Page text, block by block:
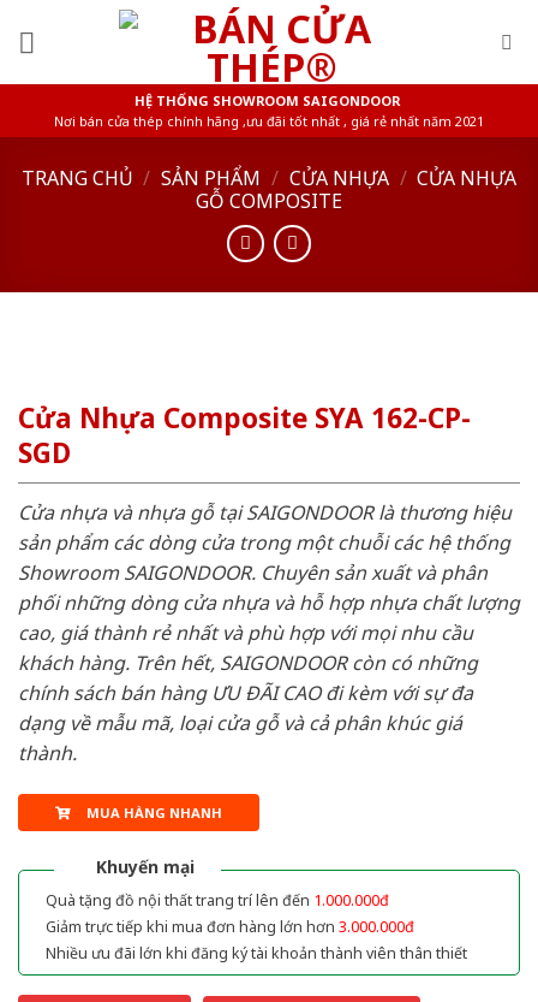
HỆ THỐNG SHOWROOM SAIGONDOOR
Nơi bán cửa thép chính hãng ,ưu đãi tốt nhất , giá rẻ nhất năm 2021
TRANG CHỦ / SẢN PHẨM / CỬA NHỰA / CỬA NHỰA
GỖ COMPOSITE
Cửa Nhựa Composite SYA 162-CP-
SGD
Cửa nhựa và nhựa gỗ tại SAIGONDOOR là thương hiệu
sản phẩm các dòng cửa trong một chuỗi các hệ thống
Showroom SAIGONDOOR. Chuyên sản xuất và phân
phối những dòng cửa nhựa và hỗ hợp nhựa chất lượng
cao, giá thành rẻ nhất và phù hợp với mọi nhu cầu
khách hàng. Trên hết, SAIGONDOOR còn có những
chính sách bán hàng ƯU ĐÃI CAO đi kèm với sự đa
dạng về mẫu mã, loại cửa gỗ và cả phân khúc giá
thành.
MUA HÀNG NHANH
Khuyến mại
Quà tặng đồ nội thất trang trí lên đến 1.000.000đ
Giảm trực tiếp khi mua đơn hàng lớn hơn 3.000.000đ
Nhiều ưu đãi lớn khi đăng ký tài khoản thành viên thân thiết